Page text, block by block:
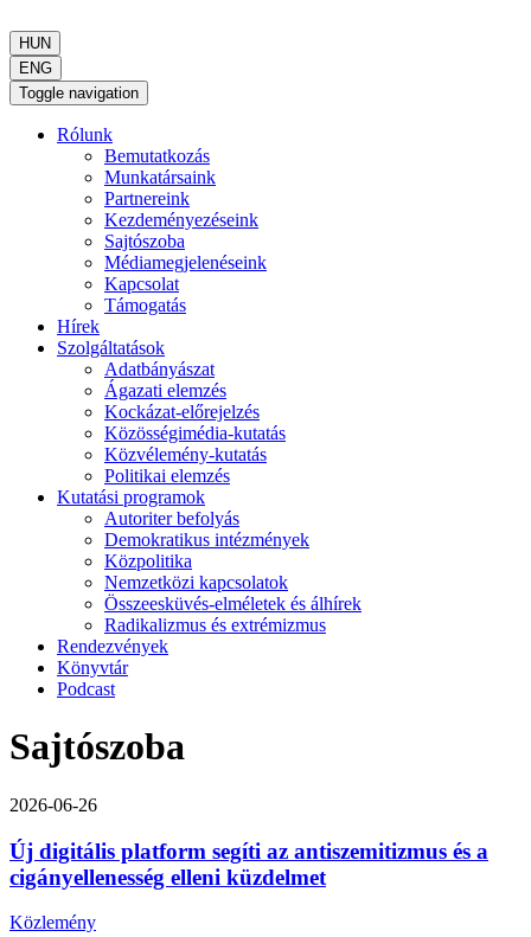
HUN
ENG
Toggle navigation
Rólunk
Bemutatkozás
Munkatársaink
Partnereink
Kezdeményezéseink
Sajtószoba
Médiamegjelenéseink
Kapcsolat
Támogatás
Hírek
Szolgáltatások
Adatbányászat
Ágazati elemzés
Kockázat-előrejelzés
Közösségimédia-kutatás
Közvélemény-kutatás
Politikai elemzés
Kutatási programok
Autoriter befolyás
Demokratikus intézmények
Közpolitika
Nemzetközi kapcsolatok
Összeesküvés-elméletek és álhírek
Radikalizmus és extrémizmus
Rendezvények
Könyvtár
Podcast
Sajtószoba
2026-06-26
Új digitális platform segíti az antiszemitizmus és a
cigányellenesség elleni küzdelmet
Közlemény